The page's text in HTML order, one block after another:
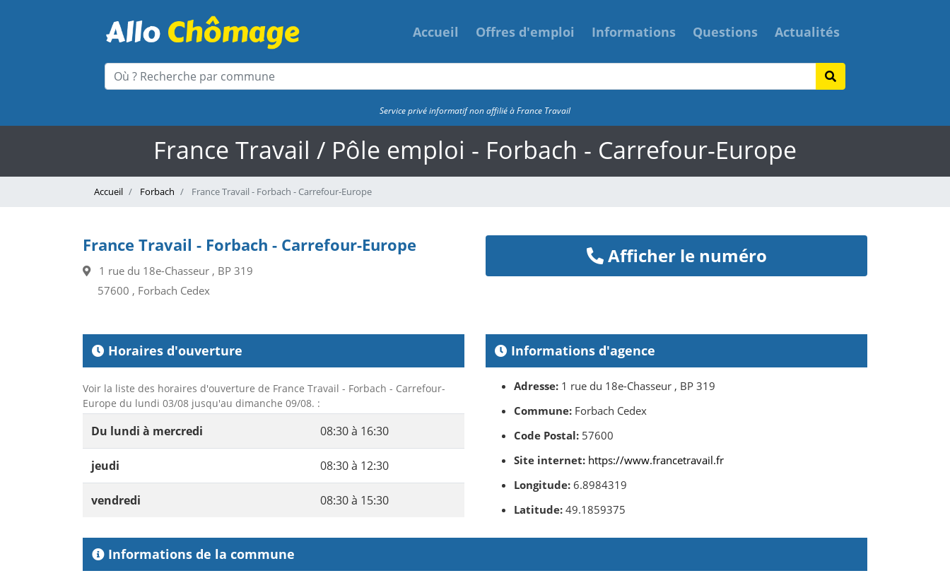
Accueil Offres d'emploi Informations Questions Actualités
Service privé informatif non affilié à France Travail
France Travail / Pôle emploi - Forbach - Carrefour-Europe
Accueil Forbach France Travail - Forbach - Carrefour-Europe
France Travail - Forbach - Carrefour-Europe
1 rue du 18e-Chasseur , BP 319
57600 , Forbach Cedex
Afficher le numéro
Horaires d'ouverture
Voir la liste des horaires d'ouverture de France Travail - Forbach - Carrefour-
Europe du lundi 03/08 jusqu'au dimanche 09/08. :
Du lundi à mercredi 08:30 à 16:30
jeudi 08:30 à 12:30
vendredi 08:30 à 15:30
Informations d'agence
Adresse: 1 rue du 18e-Chasseur , BP 319
Commune: Forbach Cedex
Code Postal: 57600
Site internet: https://www.francetravail.fr
Longitude: 6.8984319
Latitude: 49.1859375
Informations de la commune